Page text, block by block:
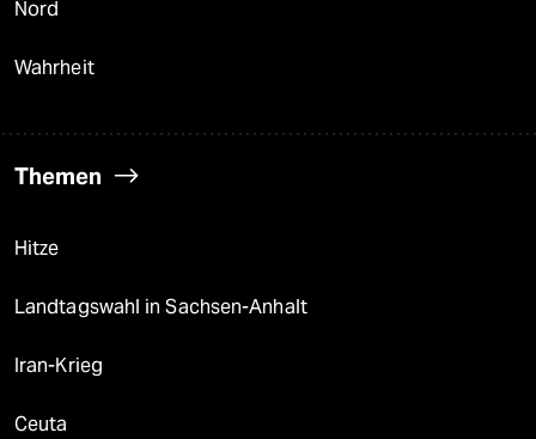
Nord
Wahrheit
Themen
Hitze
Landtagswahl in Sachsen-Anhalt
Iran-Krieg
Ceuta